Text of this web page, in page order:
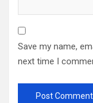
Save my name,
next time I